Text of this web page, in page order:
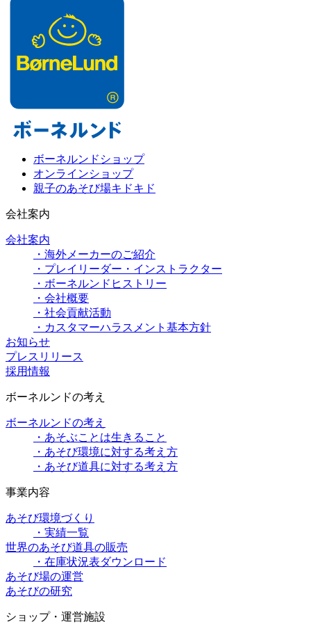
ボーネルンドショップ
オンラインショップ
親子のあそび場キドキド
会社案内
会社案内
・海外メーカーのご紹介
・プレイリーダー・インストラクター
・ボーネルンドヒストリー
・会社概要
・社会貢献活動
・カスタマーハラスメント基本方針
お知らせ
プレスリリース
採用情報
ボーネルンドの考え
ボーネルンドの考え
・あそぶことは生きること
・あそび環境に対する考え方
・あそび道具に対する考え方
事業内容
あそび環境づくり
・実績一覧
世界のあそび道具の販売
・在庫状況表ダウンロード
あそび場の運営
あそびの研究
ショップ・運営施設